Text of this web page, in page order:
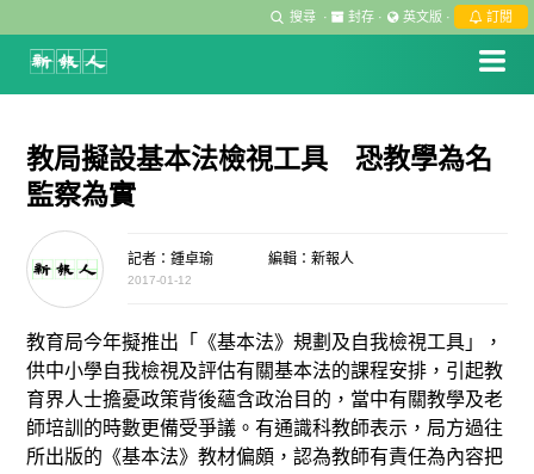
搜尋 · 封存 · 英文版 · 訂閱
教局擬設基本法檢視工具 恐教學為名
監察為實
記者：鍾卓瑜 編輯：新報人
2017-01-12
教育局今年擬推出「《基本法》規劃及自我檢視工具」，
供中小學自我檢視及評估有關基本法的課程安排，引起教
育界人士擔憂政策背後蘊含政治目的，當中有關教學及老
師培訓的時數更備受爭議。有通識科教師表示，局方過往
所出版的《基本法》教材偏頗，認為教師有責任為內容把